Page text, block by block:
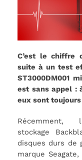
C’est le chiffre
suite à un test
ST3000DM001
est sans appel :
eux sont
stockage
disques durs de
marque